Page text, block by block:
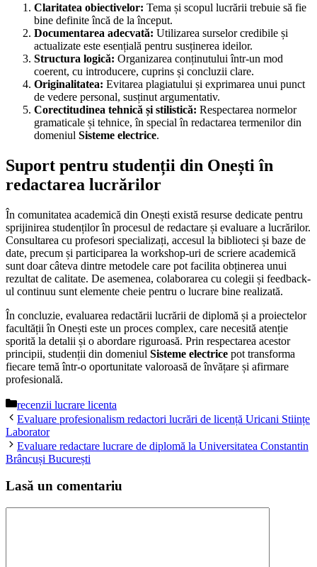
Claritatea obiectivelor: Tema și scopul lucrării trebuie să fie
bine definite încă de la început.
Documentarea adecvată: Utilizarea surselor credibile și
actualizate este esențială pentru susținerea ideilor.
Structura logică: Organizarea conținutului într-un mod
coerent, cu introducere, cuprins și concluzii clare.
Originalitatea: Evitarea plagiatului și exprimarea unui punct
de vedere personal, susținut argumentativ.
Corectitudinea tehnică și stilistică: Respectarea normelor
gramaticale și tehnice, în special în redactarea termenilor din
domeniul Sisteme electrice.
Suport pentru studenții din Onești în
redactarea lucrărilor
În comunitatea academică din Onești există resurse dedicate pentru
sprijinirea studenților în procesul de redactare și evaluare a lucrărilor.
Consultarea cu profesori specializați, accesul la biblioteci și baze de
date, precum și participarea la workshop-uri de scriere academică
sunt doar câteva dintre metodele care pot facilita obținerea unui
rezultat de calitate. De asemenea, colaborarea cu colegii și feedback-
ul continuu sunt elemente cheie pentru o lucrare bine realizată.
În concluzie, evaluarea redactării lucrării de diplomă și a proiectelor
facultății în Onești este un proces complex, care necesită atenție
sporită la detalii și o abordare riguroasă. Prin respectarea acestor
principii, studenții din domeniul Sisteme electrice pot transforma
fiecare temă într-o oportunitate valoroasă de învățare și afirmare
profesională.
Categorii
recenzii lucrare licenta
Evaluare profesionalism redactori lucrări de licență Uricani Stiințe
Laborator
Evaluare redactare lucrare de diplomă la Universitatea Constantin
Brâncuși București
Lasă un comentariu